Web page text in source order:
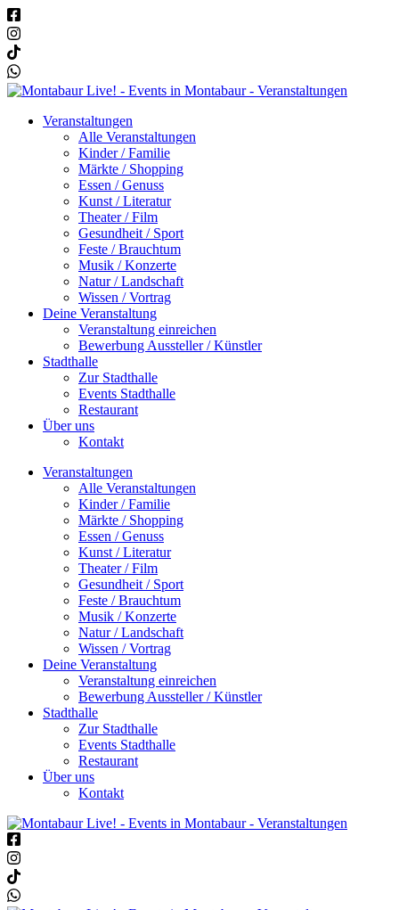
Veranstaltungen
Alle Veranstaltungen
Kinder / Familie
Märkte / Shopping
Essen / Genuss
Kunst / Literatur
Theater / Film
Gesundheit / Sport
Feste / Brauchtum
Musik / Konzerte
Natur / Landschaft
Wissen / Vortrag
Deine Veranstaltung
Veranstaltung einreichen
Bewerbung Aussteller / Künstler
Stadthalle
Zur Stadthalle
Events Stadthalle
Restaurant
Über uns
Kontakt
Veranstaltungen
Alle Veranstaltungen
Kinder / Familie
Märkte / Shopping
Essen / Genuss
Kunst / Literatur
Theater / Film
Gesundheit / Sport
Feste / Brauchtum
Musik / Konzerte
Natur / Landschaft
Wissen / Vortrag
Deine Veranstaltung
Veranstaltung einreichen
Bewerbung Aussteller / Künstler
Stadthalle
Zur Stadthalle
Events Stadthalle
Restaurant
Über uns
Kontakt